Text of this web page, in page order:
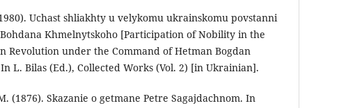
Uchast shliakhty u velykomu ukrainskomu povstanni
Khmelnytskoho [Participation of Nobility in the
Revolution under the Command of Hetman Bogdan
L. Bilas (Ed.), Collected Works (Vol. 2) [in Ukrainian].
(1876). Skazanie o getmane Petre Sagajdachnom. In